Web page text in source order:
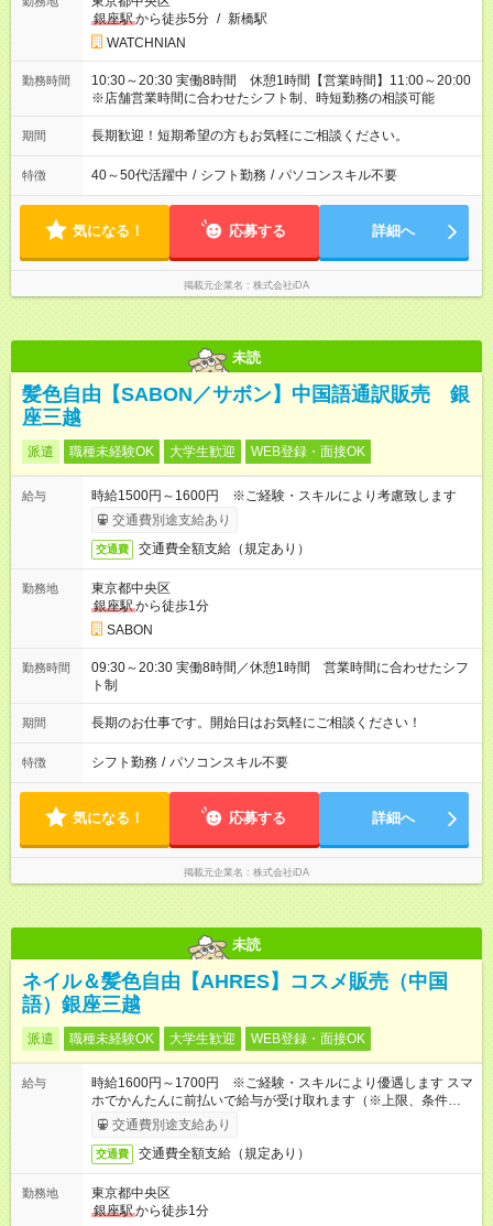
銀座駅から徒歩5分 / 新橋駅
WATCHNIAN
勤務時間
10:30～20:30 実働8時間 休憩1時間【営業時間】11:00～20:00
※店舗営業時間に合わせたシフト制、時短勤務の相談可能
期間 長期歓迎！短期希望の方もお気軽にご相談ください。
特徴 40～50代活躍中 / シフト勤務 / パソコンスキル不要
気になる！ 応募する 詳細へ
掲載元企業名 株式会社iDA
未読
髪色自由【SABON／サボン】中国語通訳販売 銀
座三越
派遣 職種未経験OK 大学生歓迎 WEB登録・面接OK
給与
時給1500円～1600円 ※ご経験・スキルにより考慮致します
交通費別途支給あり
交通費 交通費全額支給（規定あり）
勤務地
東京都中央区
銀座駅から徒歩1分
SABON
勤務時間
09:30～20:30 実働8時間／休憩1時間 営業時間に合わせたシフ
ト制
期間 長期のお仕事です。開始日はお気軽にご相談ください！
特徴 シフト勤務 / パソコンスキル不要
気になる！ 応募する 詳細へ
掲載元企業名 株式会社iDA
未読
ネイル＆髪色自由【AHRES】コスメ販売（中国
語）銀座三越
派遣 職種未経験OK 大学生歓迎 WEB登録・面接OK
給与
時給1600円～1700円 ※ご経験・スキルにより優遇します スマ
ホでかんたんに前払いで給与が受け取れます（※上限、条件あ
り）交通費別途支給あり
交通費 交通費全額支給（規定あり）
勤務地
東京都中央区
銀座駅から徒歩1分